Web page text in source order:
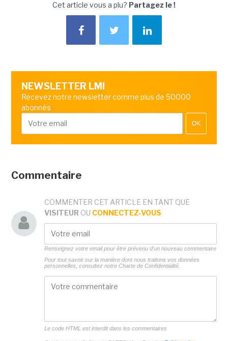
Cet article vous a plu? Partagez le !
NEWSLETTER LMI
Recevez notre newsletter comme plus de 50000
abonnés
OK
Commentaire
COMMENTER CET ARTICLE EN TANT QUE
VISITEUR OU CONNECTEZ-VOUS
Renseignez votre email pour être prévenu d'un nouveau commentaire
Pour tout savoir sur la manière dont nous traitons vos données
personnelles, consultez notre Charte de Confidentialité.
Le code HTML est interdit dans les commentaires